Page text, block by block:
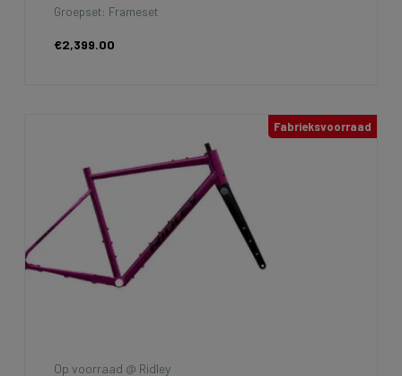
Groepset: Frameset
€2,399.00
Fabrieksvoorraad
Op voorraad @ Ridley